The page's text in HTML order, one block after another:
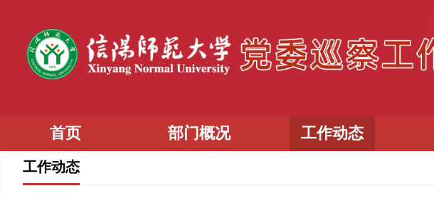
首页 部门概况 工作动态
工作动态